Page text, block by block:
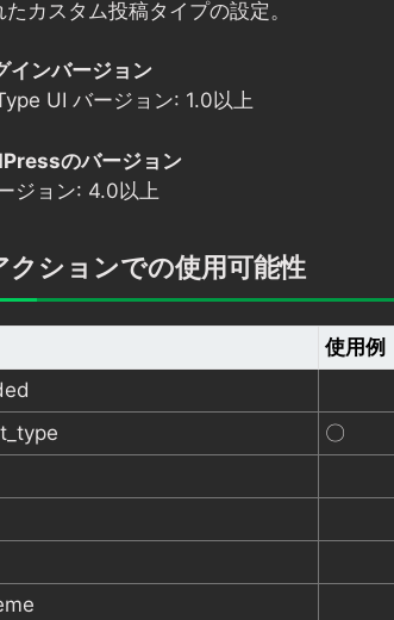
カスタム投稿タイプの設定。
インバージョン
UI バージョン: 1.0以上
のバージョン
ジョン: 4.0以上
クションでの使用可能性
使用例
〇